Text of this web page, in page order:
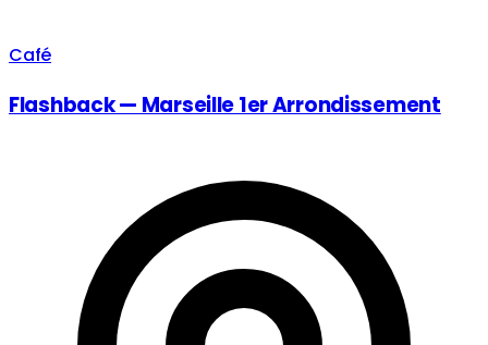
Café
Flashback — Marseille 1er Arrondissement